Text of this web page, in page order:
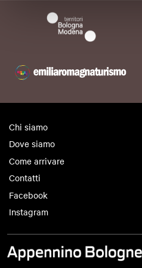
Chi siamo
Dove siamo
Come arrivare
Contatti
Facebook
Instagram